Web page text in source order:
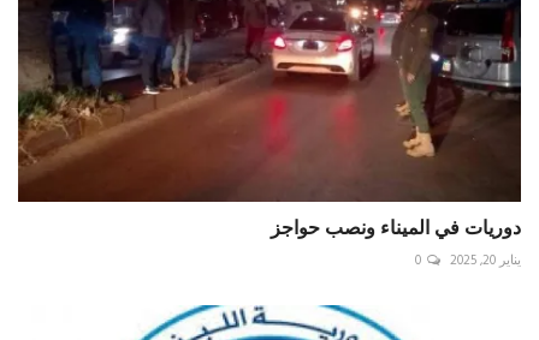
دوريات في الميناء ونصب حواجز
يناير 20, 2025 0